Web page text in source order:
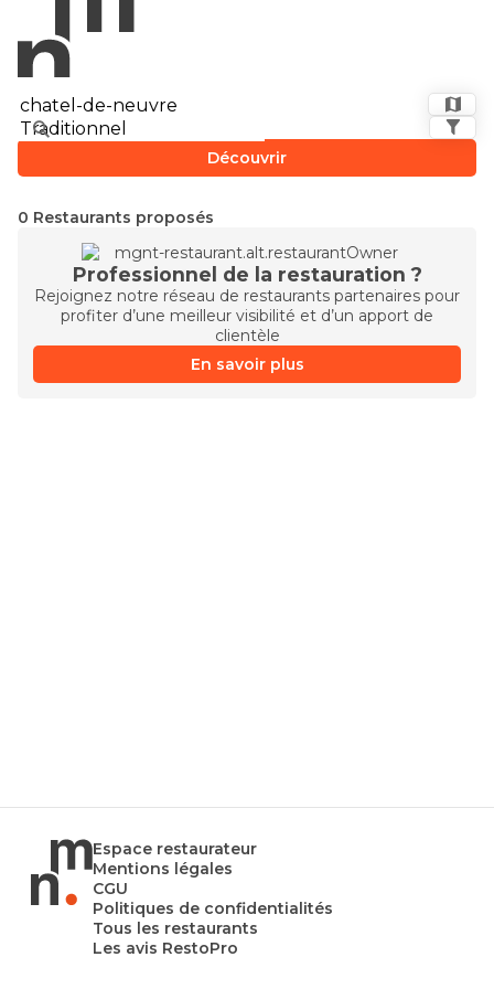
Découvrir
0 Restaurants proposés
Professionnel de la restauration ?
Rejoignez notre réseau de restaurants partenaires pour
profiter d’une meilleur visibilité et d’un apport de
clientèle
En savoir plus
Espace restaurateur
Mentions légales
CGU
Politiques de confidentialités
Tous les restaurants
Les avis RestoPro